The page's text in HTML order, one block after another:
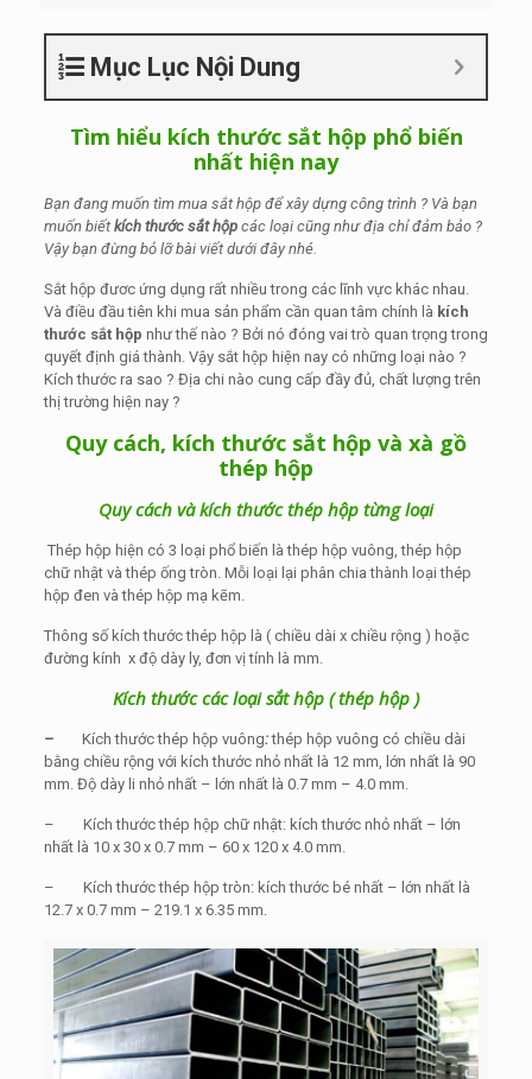
Mục Lục Nội Dung
Tìm hiểu kích thước sắt hộp phổ biến
nhất hiện nay
Bạn đang muốn tìm mua sắt hộp để xây dựng công trình ? Và bạn
muốn biết kích thước sắt hộpcác loại cũng như địa chỉ đảm bảo ?
Vậy bạn đừng bỏ lỡ bài viết dưới đây nhé.
Sắt hộp đươc ứng dụng rất nhiều trong các lĩnh vực khác nhau.
Và điều đầu tiên khi mua sản phẩm cần quan tâm chính là kích
thước sắt hộp như thế nào ? Bởi nó đóng vai trò quan trọng trong
quyết định giá thành. Vậy sắt hộp hiện nay có những loại nào ?
Kích thước ra sao ? Địa chi nào cung cấp đầy đủ, chất lượng trên
thị trường hiện nay ?
Quy cách, kích thước sắt hộp và xà gồ
thép hộp
Quy cách và kích thước thép hộp từng loại
Thép hộp hiện có 3 loại phổ biến là thép hộp vuông, thép hộp
chữ nhật và thép ống tròn. Mỗi loại lại phân chia thành loại thép
hộp đen và thép hộp mạ kẽm.
Thông số kích thước thép hộp là ( chiều dài x chiều rộng ) hoặc
đường kính x độ dày ly, đơn vị tính là mm.
Kích thước các loại sắt hộp ( thép hộp )
– Kích thước thép hộp vuông:thép hộp vuông có chiều dài
bằng chiều rộng với kích thước nhỏ nhất là 12 mm, lớn nhất là 90
mm. Độ dày li nhỏ nhất – lớn nhất là 0.7 mm – 4.0 mm.
– Kích thước thép hộp chữ nhật: kích thước nhỏ nhất – lớn
nhất là 10 x 30 x 0.7 mm – 60 x 120 x 4.0 mm.
– Kích thước thép hộp tròn: kích thước bé nhất – lớn nhất là
12.7 x 0.7 mm – 219.1 x 6.35 mm.